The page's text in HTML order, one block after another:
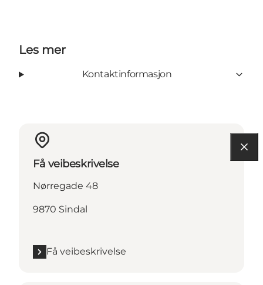
Les mer
Kontaktinformasjon
Få veibeskrivelse
Nørregade 48
9870 Sindal
Få veibeskrivelse